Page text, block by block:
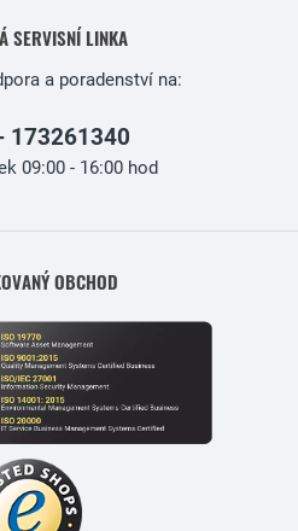
SERVISNÍ LINKA
a poradenství na:
173261340
09:00 - 16:00 hod
OBCHOD